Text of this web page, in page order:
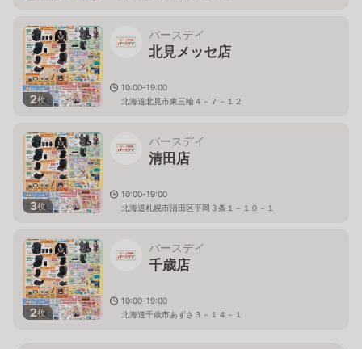
2枚
バースデイ
北見メッセ店
10:00-19:00
北海道北見市東三輪４－７－１２
3枚
バースデイ
清田店
10:00-19:00
北海道札幌市清田区平岡３条１－１０－１
2枚
バースデイ
千歳店
10:00-19:00
北海道千歳市あずさ３－１４－１